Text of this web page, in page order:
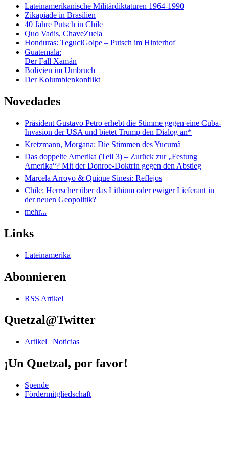
Lateinamerikanische Militärdiktaturen 1964-1990
Zikapiade in Brasilien
40 Jahre Putsch in Chile
Quo Vadis, ChaveZuela
Honduras: TeguciGolpe – Putsch im Hinterhof
Guatemala:
Der Fall Xamán
Bolivien im Umbruch
Der Kolumbienkonflikt
Novedades
Präsident Gustavo Petro erhebt die Stimme gegen eine Cuba-
Invasion der USA und bietet Trump den Dialog an*
Kretzmann, Morgana: Die Stimmen des Yucumã
Das doppelte Amerika (Teil 3) – Zurück zur „Festung
Amerika“? Mit der Donroe-Doktrin gegen den Abstieg
Marcela Arroyo & Quique Sinesi: Reflejos
Chile: Herrscher über das Lithium oder ewiger Lieferant in
der neuen Geopolitik?
mehr...
Links
Lateinamerika
Abonnieren
RSS Artikel
Quetzal@Twitter
Artikel | Noticias
¡Un Quetzal, por favor!
Spende
Fördermitgliedschaft